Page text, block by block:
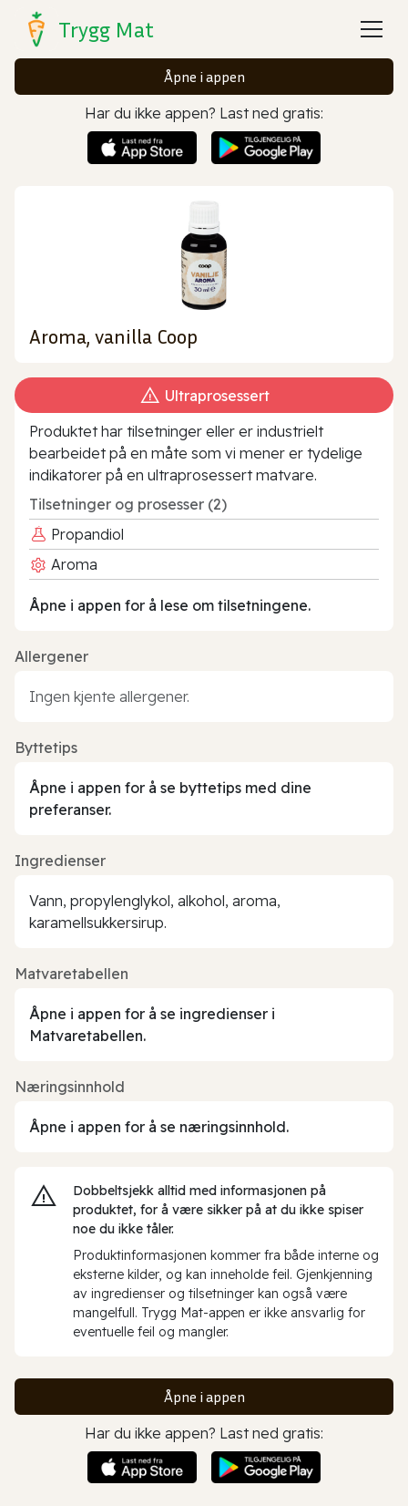
Trygg Mat
Åpne i appen
Har du ikke appen? Last ned gratis:
Aroma, vanilla Coop
Ultraprosessert
Produktet har tilsetninger eller er industrielt
bearbeidet på en måte som vi mener er tydelige
indikatorer på en ultraprosessert matvare.
Tilsetninger og prosesser (2)
Propandiol
Aroma
Åpne i appen for å lese om tilsetningene.
Allergener
Ingen kjente allergener.
Byttetips
Åpne i appen for å se byttetips med dine
preferanser.
Ingredienser
Vann, propylenglykol, alkohol, aroma,
karamellsukkersirup.
Matvaretabellen
Åpne i appen for å se ingredienser i
Matvaretabellen.
Næringsinnhold
Åpne i appen for å se næringsinnhold.
Dobbeltsjekk alltid med informasjonen på
produktet, for å være sikker på at du ikke spiser
noe du ikke tåler.
Produktinformasjonen kommer fra både interne og
eksterne kilder, og kan inneholde feil. Gjenkjenning
av ingredienser og tilsetninger kan også være
mangelfull. Trygg Mat-appen er ikke ansvarlig for
eventuelle feil og mangler.
Åpne i appen
Har du ikke appen? Last ned gratis: